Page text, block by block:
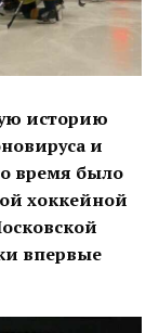
историю
и
время было
хоккейной
впервые